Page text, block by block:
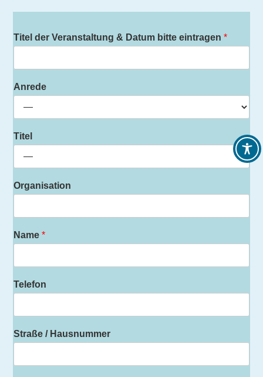
Titel der Veranstaltung & Datum bitte eintragen*
Anrede
Titel
Organisation
Name*
Telefon
Straße / Hausnummer